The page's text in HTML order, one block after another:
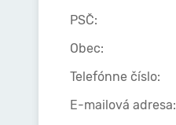
PSČ:
Obec:
Telefónne číslo:
E-mailová adresa: